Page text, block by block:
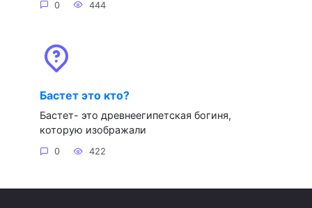
0 444
Бастет это кто?
Бастет- это древнеегипетская богиня,
которую изображали
0 422